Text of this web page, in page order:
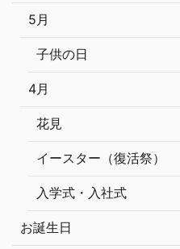
5月
子供の日
4月
花見
イースター（復活祭）
入学式・入社式
お誕生日